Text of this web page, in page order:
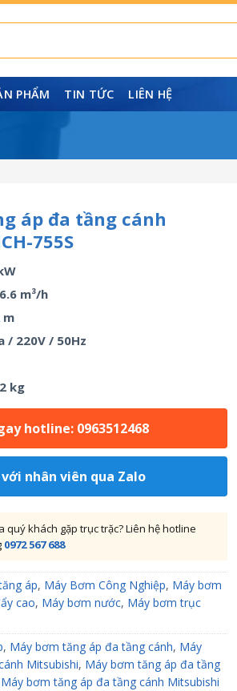
PHẨM TIN TỨC LIÊN HỆ
áp đa tầng cánh
755S
m³/h
m
/ 220V / 50Hz
kg
hotline: 0963512468
nhân viên qua Zalo
quý khách gặp trục trặc? Liên hệ hotline
0972 567 688
áp, Máy Bơm Công Nghiệp, Máy bơm
cao, Máy bơm nước, Máy bơm trục
, Máy bơm tăng áp đa tầng cánh, Máy
Mitsubishi, Máy bơm tăng áp đa tầng
Máy bơm tăng áp đa tầng cánh Mitsubishi